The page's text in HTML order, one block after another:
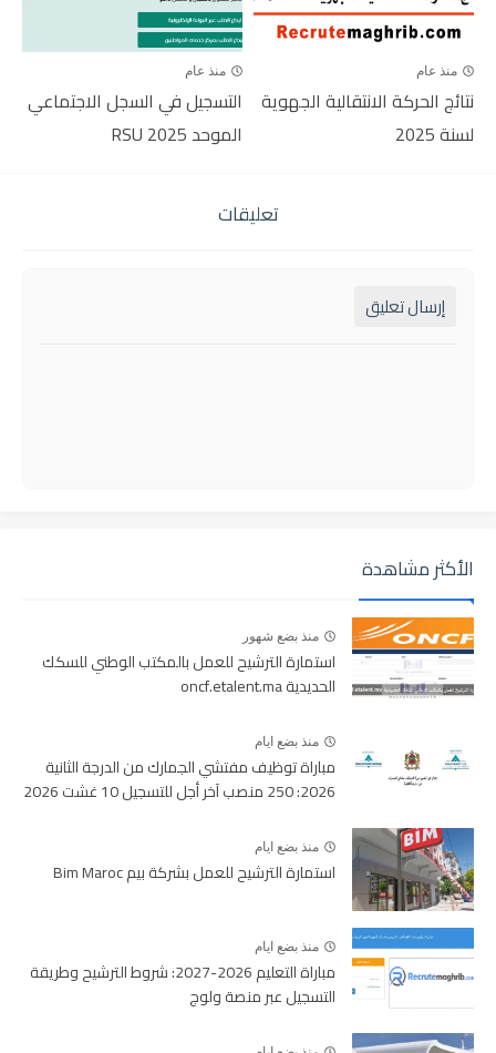
منذ عام
نتائج الحركة الانتقالية الجهوية
لسنة 2025
منذ عام
التسجيل في السجل الاجتماعي
الموحد RSU 2025
تعليقات
إرسال تعليق
الأكثر مشاهدة
منذ بضع شهور
استمارة الترشيح للعمل بالمكتب الوطني للسكك
الحديدية oncf.etalent.ma
منذ بضع ايام
مباراة توظيف مفتشي الجمارك من الدرجة الثانية
2026: 250 منصب آخر أجل للتسجيل 10 غشت 2026
منذ بضع ايام
استمارة الترشيح للعمل بشركة بيم Bim Maroc
منذ بضع ايام
مباراة التعليم 2026-2027: شروط الترشيح وطريقة
التسجيل عبر منصة ولوج